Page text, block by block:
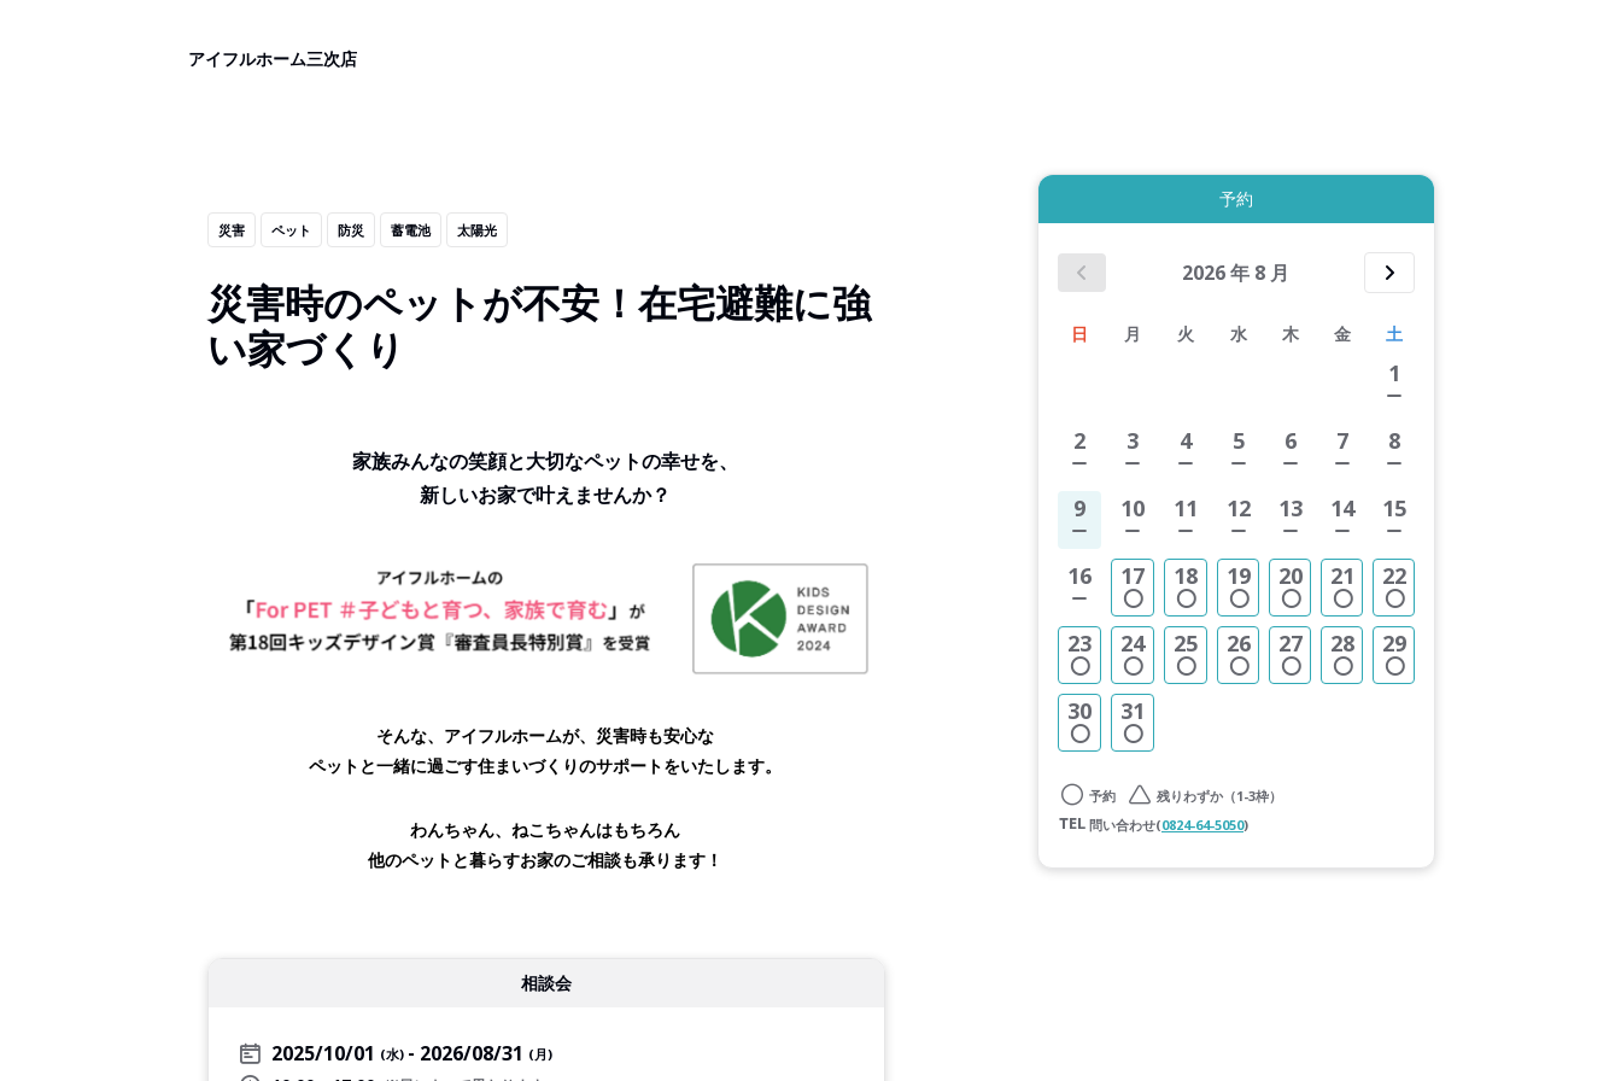
アイフルホーム三次店
災害 ペット 防災 蓄電池 太陽光
災害時のペットが不安！在宅避難に強
い家づくり
家族みんなの笑顔と大切なペットの幸せを、
新しいお家で叶えませんか？
そんな、アイフルホームが、災害時も安心な
ペットと一緒に過ごす住まいづくりのサポートをいたします。
わんちゃん、ねこちゃんはもちろん
他のペットと暮らすお家のご相談も承ります！
相談会
2025/10/01 (水) 2026/08/31 (月)
予約
2026年 8 月
日 月 火 水 木 金 土
1
2 3 4 5 6 7 8
9 10 11 12 13 14 15
16 17 18 19 20 21 22
23 24 25 26 27 28 29
30 31
予約
残りわずか（1-3枠）
問い合わせ(0824-64-5050)